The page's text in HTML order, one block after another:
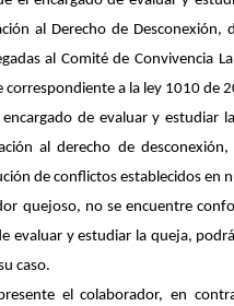
al Derecho de Desconexión,
al Comité de Convivencia
correspondiente a la ley 1010 de
de evaluar y estudiar
al derecho de
de conflictos establecidos en
quejoso, no se encuentre
evaluar y estudiar la queja,
caso.
el colaborador, en